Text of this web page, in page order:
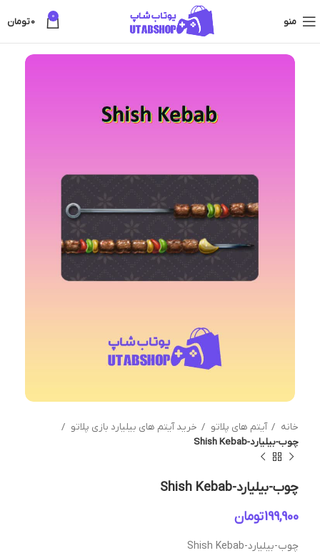
منو 0
0تومان
خانه آیتم های پلاتو
خرید آیتم های بیلیارد بازی پلاتو
چوب-بیلیارد-Shish Kebab
چوب-بیلیارد-Shish Kebab
تومان
چوب-بیلیارد-Shish Kebab